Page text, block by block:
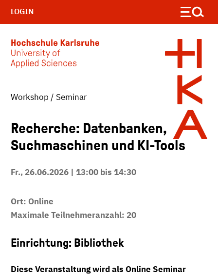
Skip to main content
LOGIN
Workshop / Seminar
Recherche: Datenbanken,
Suchmaschinen und KI-Tools
Fr., 26.06.2026 | 13:00 bis 14:30
Ort: Online
Maximale Teilnehmeranzahl: 20
Einrichtung: Bibliothek
Diese Veranstaltung wird als Online Seminar